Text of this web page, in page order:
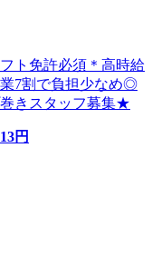
ト免許必須＊高時給
7割で負担少なめ◎
きスタッフ募集★
円